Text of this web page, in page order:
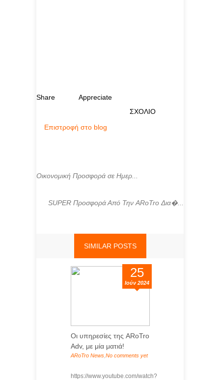
Share
Appreciate
ΣΧΟΛΙΟ
Επιστροφή στο blog
Οικονομική Προσφορά σε Ημερ...
SUPER Προσφορά Από Την ARoTro Δια�...
SIMILAR POSTS
25
Ιούν 2024
Οι υπηρεσίες της ARoTro
Adv, με μία ματιά!
ARoTro News No comments yet
https://www.youtube.com/watch?